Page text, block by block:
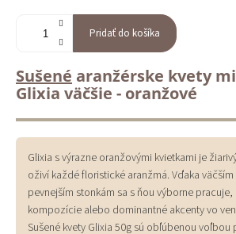
Pridať do košíka
Sušené aranžérske kvety
Glixia väčšie - oranžové
Glixia s výrazne oranžovými kvietkami je
oživí každé floristické aranžmá. Vďaka
pevnejším stonkám sa s ňou výborne
kompozície alebo dominantné akcenty vo
Sušené kvety Glixia 50g sú obľúbenou voľbou